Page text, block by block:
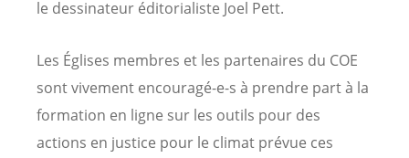
le dessinateur éditorialiste Joel Pett.
Les Églises membres et les partenaires du COE
sont vivement encouragé-e-s à prendre part à la
formation en ligne sur les outils pour des
actions en justice pour le climat prévue ces